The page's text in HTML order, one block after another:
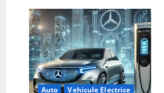
AMG
High
Performance
Powertrains
lansează
un
nou
sistem
inovator
de
Auto Vehicule Electrice